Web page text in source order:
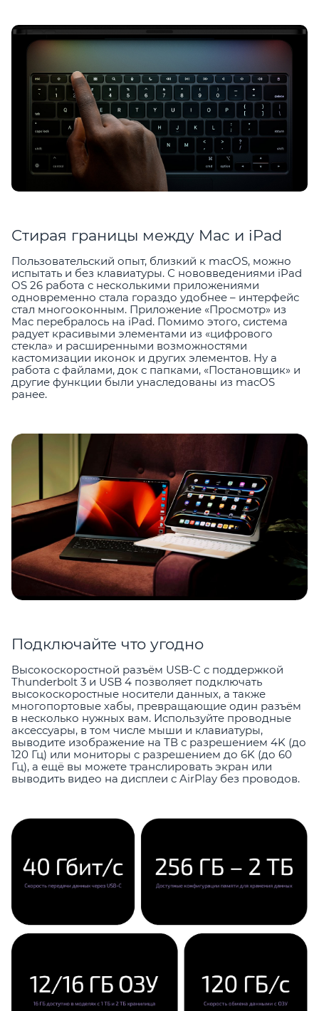
Стирая границы между Mac и iPad
Пользовательский опыт, близкий к macOS, можно
испытать и без клавиатуры. С нововведениями iPad
OS 26 работа с несколькими приложениями
одновременно стала гораздо удобнее – интерфейс
стал многооконным. Приложение «Просмотр» из
Mac перебралось на iPad. Помимо этого, система
радует красивыми элементами из «цифрового
стекла» и расширенными возможностями
кастомизации иконок и других элементов. Ну а
работа с файлами, док с папками, «Постановщик» и
другие функции были унаследованы из macOS
ранее.
Подключайте что угодно
Высокоскоростной разъём USB-C с поддержкой
Thunderbolt 3 и USB 4 позволяет подключать
высокоскоростные носители данных, а также
многопортовые хабы, превращающие один разъём
в несколько нужных вам. Используйте проводные
аксессуары, в том числе мыши и клавиатуры,
выводите изображение на ТВ с разрешением 4K (до
120 Гц) или мониторы с разрешением до 6K (до 60
Гц), а ещё вы можете транслировать экран или
выводить видео на дисплеи с AirPlay без проводов.